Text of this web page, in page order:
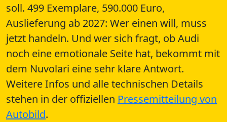
soll. 499 Exemplare, 590.000 Euro,
Auslieferung ab 2027: Wer einen will, muss
jetzt handeln. Und wer sich fragt, ob Audi
noch eine emotionale Seite hat, bekommt mit
dem Nuvolari eine sehr klare Antwort.
Weitere Infos und alle technischen Details
stehen in der offiziellen Pressemitteilung von
Autobild.